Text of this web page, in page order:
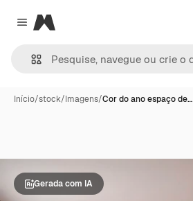
Close menu
Magnific
Início/stock/Imagens/Cor do ano espaço de…
Gerada com IA